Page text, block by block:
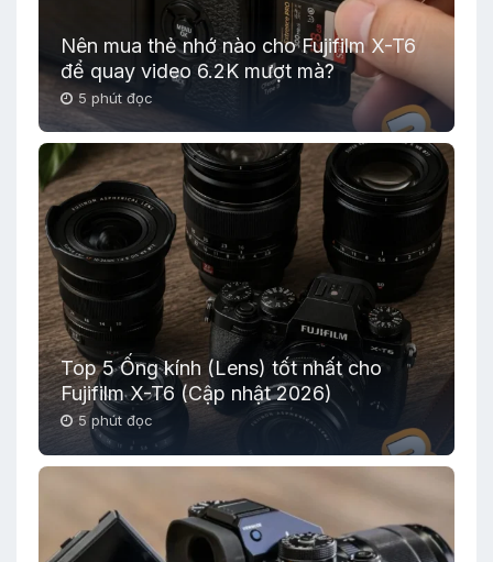
Nên mua thẻ nhớ nào cho Fujifilm X-T6
để quay video 6.2K mượt mà?
5 phút đọc
Top 5 Ống kính (Lens) tốt nhất cho
Fujifilm X-T6 (Cập nhật 2026)
5 phút đọc